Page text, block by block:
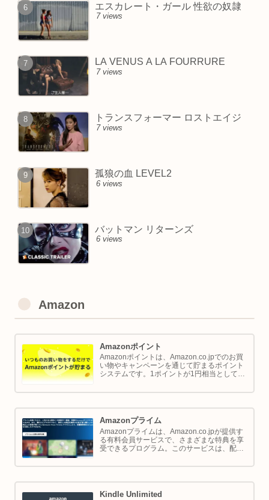
エスカレート・ガール 性欲の奴隷
7 views
LA VENUS A LA FOURRURE
7 views
トランスフォーマー ロストエイジ
7 views
孤狼の血 LEVEL2
6 views
バットマン リターンズ
6 views
Amazon
Amazonポイント
Amazonポイントは、Amazon.co.jpでのお買
い物やキャンペーンを通じて貯まるポイント
システムです。1ポイントが1円相当として、
では Amazon ポイントの使い方と貯め方を解
Amazonプライム
Amazonプライムは、Amazon.co.jpが提供す
る有料会員サービスで、さまざまな特典を享
受できるプログラム。このサービスは、配送
実、さらには限定割引までをカバーし、日常
Kindle Unlimited